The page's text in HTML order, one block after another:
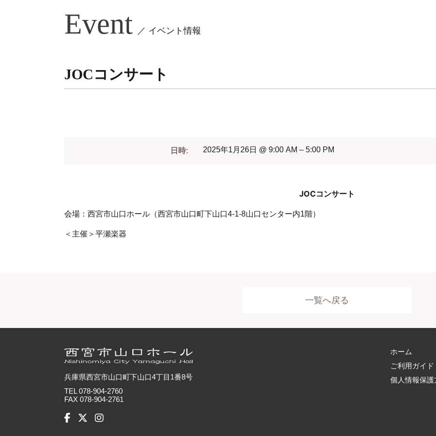
Event ／ イベント情報
JOCコンサート
日時: 2025年1月26日 @ 9:00 AM – 5:00 PM
JOCコンサート
会場：西宮市山口ホール（西宮市山口町下山口4-1-8山口センター内1階）
＜主催＞平瀬楽器
一覧へ戻る
兵庫県西宮市山口町下山口4丁目1番8号
TEL 078-904-2760
FAX 078-904-2761
ホーム
ご利用ガイド
個人情報保護